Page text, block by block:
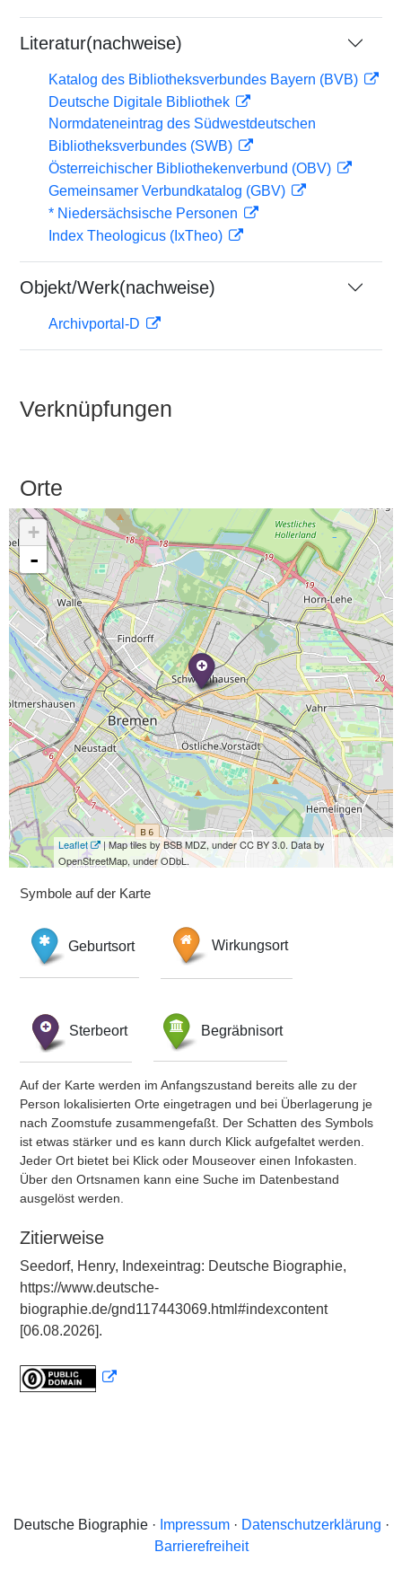
Literatur(nachweise)
Katalog des Bibliotheksverbundes Bayern (BVB)
Deutsche Digitale Bibliothek
Normdateneintrag des Südwestdeutschen
Bibliotheksverbundes (SWB)
Österreichischer Bibliothekenverbund (OBV)
Gemeinsamer Verbundkatalog (GBV)
* Niedersächsische Personen
Index Theologicus (IxTheo)
Objekt/Werk(nachweise)
Archivportal-D
Verknüpfungen
Orte
+
-
Leaflet
| Map tiles by BSB MDZ, under CC BY 3.0. Data by
OpenStreetMap, under ODbL.
Symbole auf der Karte
Geburtsort Wirkungsort
Sterbeort Begräbnisort
Auf der Karte werden im Anfangszustand bereits alle zu der
Person lokalisierten Orte eingetragen und bei Überlagerung je
nach Zoomstufe zusammengefaßt. Der Schatten des Symbols
ist etwas stärker und es kann durch Klick aufgefaltet werden.
Jeder Ort bietet bei Klick oder Mouseover einen Infokasten.
Über den Ortsnamen kann eine Suche im Datenbestand
ausgelöst werden.
Zitierweise
Seedorf, Henry, Indexeintrag: Deutsche Biographie,
https://www.deutsche-
biographie.de/gnd117443069.html#indexcontent
[06.08.2026].
Deutsche Biographie · Impressum· Datenschutzerklärung ·
Barrierefreiheit